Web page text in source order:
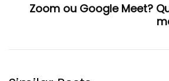
Zoom ou Google Meet?